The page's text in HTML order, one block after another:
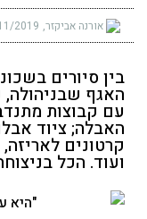
אורנה אביקזר 2019
בין סיורים
האגף
עם קבוצות
האבלה; ציוד
קרטונים
ועוד. הכל